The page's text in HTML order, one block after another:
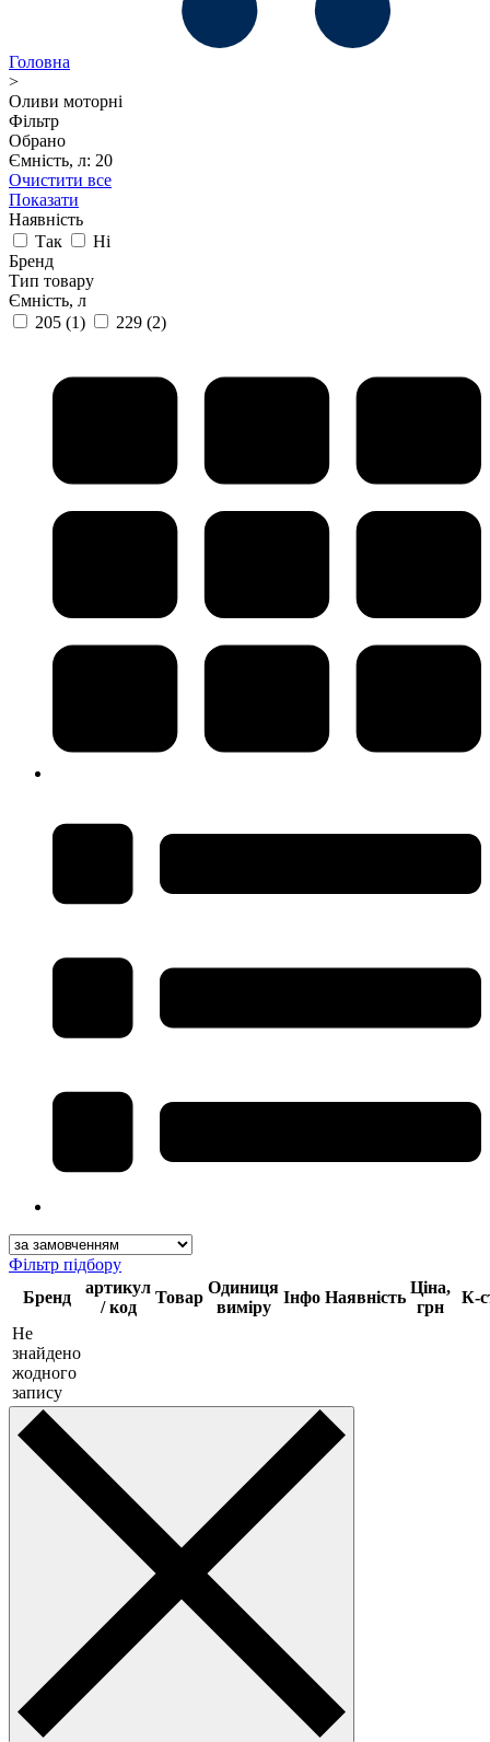
Головна
>
Оливи моторні
Фільтр
Обрано
Ємність, л: 20
Очистити все
Показати
Наявність
Так
Ні
Бренд
Тип товару
Ємність, л
205 (1) 229 (2)
Фільтр підбору
Бренд
артикул
/ код
Товар
Одиниця
виміру
Інфо Наявність
Ціна,
грн
К-
Не
знайдено
жодного
запису